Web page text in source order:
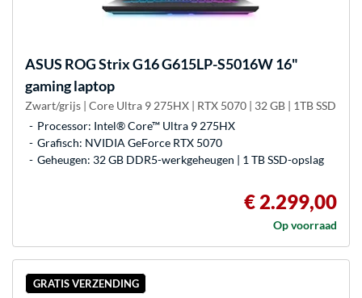
ASUS ROG Strix G16 G615LP-S5016W 16"
gaming laptop
Zwart/grijs | Core Ultra 9 275HX | RTX 5070 | 32 GB | 1TB SSD
Processor: Intel® Core™ Ultra 9 275HX
Grafisch: NVIDIA GeForce RTX 5070
Geheugen: 32 GB DDR5-werkgeheugen | 1 TB SSD-opslag
€ 2.299,00
Op voorraad
GRATIS VERZENDING